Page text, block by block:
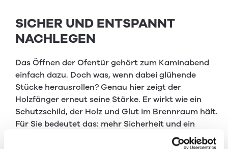
SICHER UND ENTSPANNT
NACHLEGEN
Das Öffnen der Ofentür gehört zum Kaminabend
einfach dazu. Doch was, wenn dabei glühende
Stücke herausrollen? Genau hier zeigt der
Holzfänger erneut seine Stärke. Er wirkt wie ein
Schutzschild, der Holz und Glut im Brennraum hält.
Für Sie bedeutet das: mehr Sicherheit und ein
gutes Gefühl bei jedem Nachlegevorgang – ganz